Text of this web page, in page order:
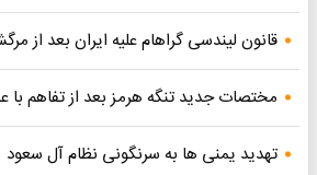
قانون لیندسی گراهام علیه ایران بعد از
مختصات جدید تنگه هرمز بعد از تفاهم با
تهدید یمنی ها به سرنگونی نظام آل سعود